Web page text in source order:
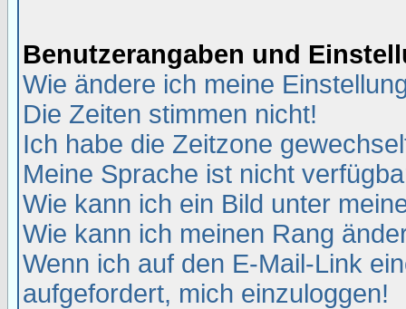
Benutzerangaben und
Wie ändere ich meine
Die Zeiten stimmen nicht!
Ich habe die Zeitzone
Meine Sprache ist nicht
Wie kann ich ein Bild unter
Wie kann ich meinen Rang
Wenn ich auf den E-Mail-Link
aufgefordert, mich einzuloggen!